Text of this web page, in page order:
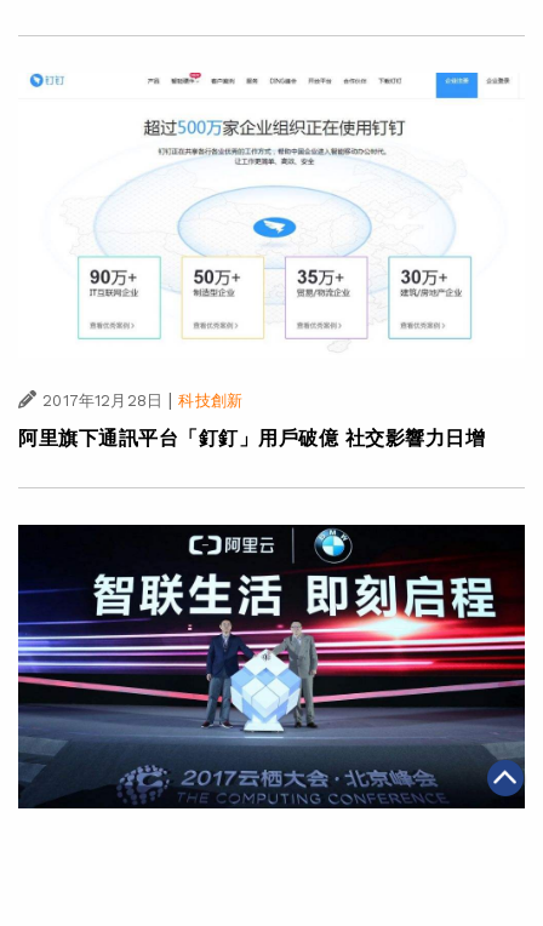
2017年12月28日 | 科技創新
阿里旗下通訊平台「釘釘」用戶破億 社交影響力日增